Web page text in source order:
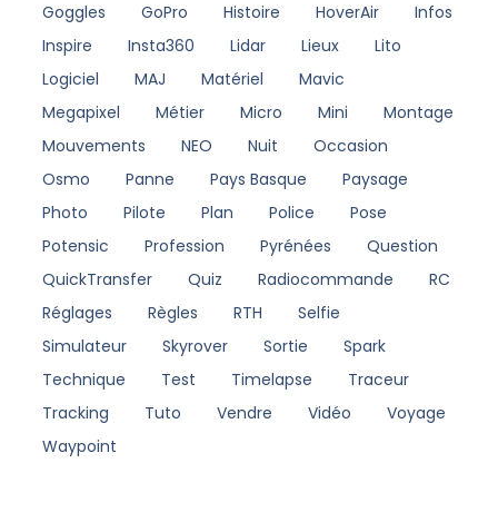
Goggles
GoPro Histoire HoverAir
Infos
Inspire
Insta360 Lidar Lieux
Lito
Logiciel
MAJ Matériel
Mavic
Megapixel
Métier Micro Mini
Montage
Mouvements
NEO Nuit
Occasion
Osmo
Panne Pays Basque
Paysage
Photo
Pilote Plan Police
Pose
Potensic
Profession Pyrénées
Question
QuickTransfer
Quiz Radiocommande
RC
Réglages
Règles RTH
Selfie
Simulateur
Skyrover Sortie
Spark
Technique
Test Timelapse
Traceur
Tracking
Tuto Vendre Vidéo
Voyage
Waypoint